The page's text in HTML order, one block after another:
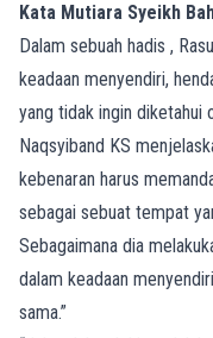
Kata Mutiara Syeikh
Dalam sebuah hadis ,
keadaan menyendiri,
yang tidak ingin diketahui
Naqsyiband KS
kebenaran harus
sebagai sebuat tempat
Sebagaimana dia
dalam keadaan
sama.”